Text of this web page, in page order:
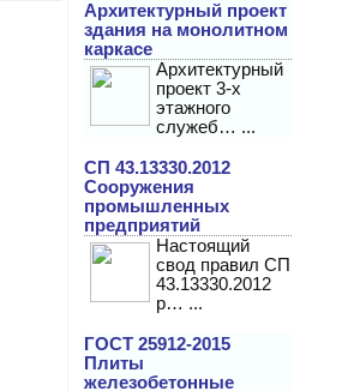
Архитектурный проект
здания на монолитном
каркасе
Архитектурный
проект 3-х
этажного
служеб… ...
СП 43.13330.2012
Сооружения
промышленных
предприятий
Настоящий
свод правил СП
43.13330.2012
р… ...
ГОСТ 25912-2015
Плиты
железобетонные